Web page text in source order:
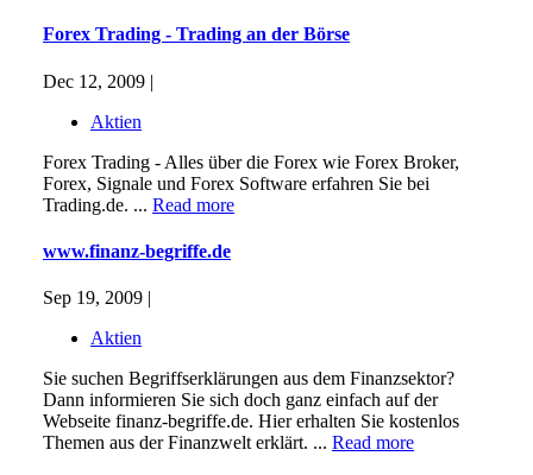
Forex Trading - Trading an der Börse
Dec 12, 2009 |
Aktien
Forex Trading - Alles über die Forex wie Forex Broker,
Forex, Signale und Forex Software erfahren Sie bei
Trading.de. ... Read more
www.finanz-begriffe.de
Sep 19, 2009 |
Aktien
Sie suchen Begriffserklärungen aus dem Finanzsektor?
Dann informieren Sie sich doch ganz einfach auf der
Webseite finanz-begriffe.de. Hier erhalten Sie kostenlos
Themen aus der Finanzwelt erklärt. ... Read more